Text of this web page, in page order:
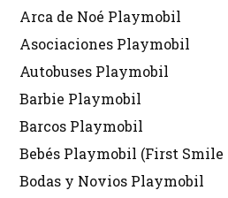
Arca de Noé Playmobil
Asociaciones Playmobil
Autobuses Playmobil
Barbie Playmobil
Barcos Playmobil
Bebés Playmobil (First Smile
Bodas y Novios Playmobil